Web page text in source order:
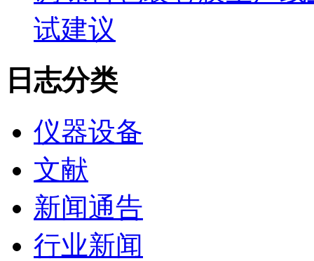
试建议
日志分类
仪器设备
文献
新闻通告
行业新闻